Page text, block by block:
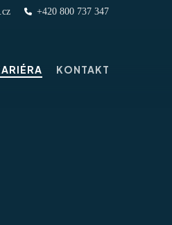
+420 800 737 347
KONTAKT